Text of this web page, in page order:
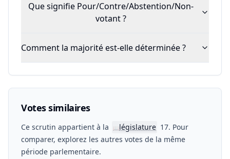
Que signifie Pour/Contre/Abstention/Non-
votant ?
Comment la majorité est-elle déterminée ?
Votes similaires
Ce scrutin appartient à la 📖législature 17. Pour
comparer, explorez les autres votes de la même
période parlementaire.